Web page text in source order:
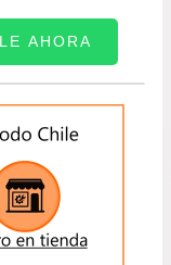
original
era:
$14.900.
actual
es:
AHORA